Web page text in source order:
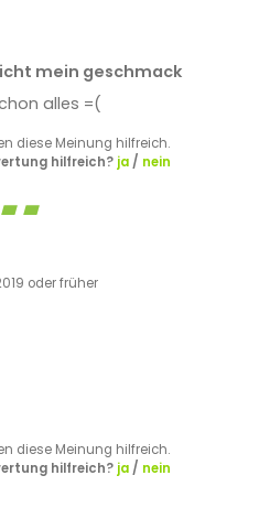
mein geschmack
alles =(
diese Meinung hilfreich.
hilfreich? ja/ nein
oder früher
diese Meinung hilfreich.
hilfreich? ja/ nein